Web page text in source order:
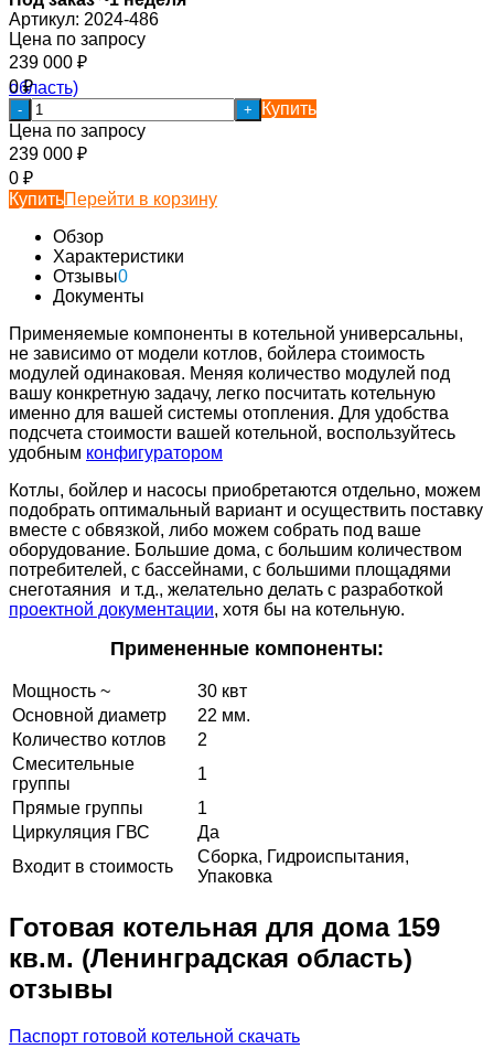
Артикул: 2024-486
Цена по запросу
239 000 ₽
0₽
- +
Купить
Цена по запросу
239 000 ₽
0 ₽
КупитьПерейти в корзину
Обзор
Характеристики
Отзывы0
Документы
Применяемые компоненты в котельной универсальны,
не зависимо от модели котлов, бойлера стоимость
модулей одинаковая. Меняя количество модулей под
вашу конкретную задачу, легко посчитать котельную
именно для вашей системы отопления. Для удобства
подсчета стоимости вашей котельной, воспользуйтесь
удобным конфигуратором
Котлы, бойлер и насосы приобретаются отдельно, можем
подобрать оптимальный вариант и осуществить поставку
вместе с обвязкой, либо можем собрать под ваше
оборудование. Большие дома, с большим количеством
потребителей, с бассейнами, с большими площадями
снеготаяния и т.д., желательно делать с разработкой
проектной документации, хотя бы на котельную.
Примененные компоненты:
Мощность ~
30 квт
Основной диаметр
22 мм.
Количество котлов
2
Смесительные
группы
1
Прямые группы
1
Циркуляция ГВС
Да
Входит в стоимость
Сборка, Гидроиспытания,
Упаковка
Готовая котельная для дома 159
кв.м. (Ленинградская область)
отзывы
Паспорт готовой котельной скачать